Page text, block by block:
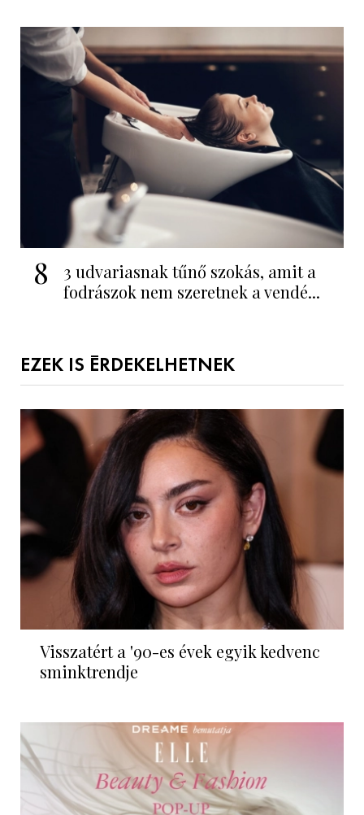
8
3 udvariasnak tűnő szokás, amit a
fodrászok nem szeretnek a vendé...
EZEK IS ÉRDEKELHETNEK
Visszatért a '90-es évek egyik kedvenc
sminktrendje